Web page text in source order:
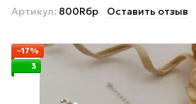
Артикул: 800Rбр Оставить отзыв
−17%
3